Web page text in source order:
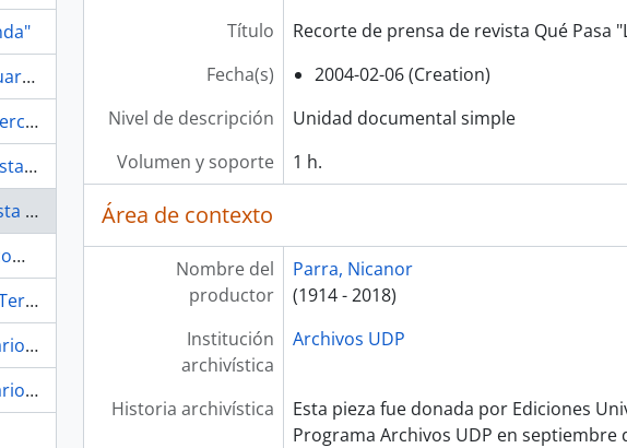
Lear"
Parra"
poeta"
Título
Recorte de prensa de revista Qué Pasa
Fecha(s)
2004-02-06 (Creation)
Nivel de descripción
Unidad documental simple
Volumen y soporte
1 h.
Área de contexto
Nombre del
productor
Parra, Nicanor
(1914 - 2018)
Institución
archivística
Archivos UDP
Historia archivística
Esta pieza fue donada por Ediciones
Programa Archivos UDP en septiembre